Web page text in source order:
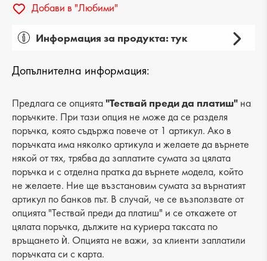
Добави в "Любими"
Информация за продукта: тук
Вид на продукта: мокасини
Категория: обувки
Лицев материал: еко кожа
Хастар: еко кожа
Ходило/Подметка: равна
Вид стелка: естествена кожа
Височина на тока: 5 cm
Височина подметка: 2 cm
Допълнителна информация:
Предлага се опцията"Тествай преди да платиш" на
поръчките. При тази опция не може да се разделя
поръчка, която съдържа повече от 1 артикул. Ако в
поръчката има няколко артикула и желаете да върнете
някой от тях, трябва да заплатите сумата за цялата
поръчка и с отделна пратка да върнете модела, който
не желаете. Ние ще възстановим сумата за върнатият
артикул по банков път. В случай, че се възползвате от
опцията "Тествай преди да платиш" и се откажете от
цялата поръчка, дължите на куриера таксата по
връщането ѝ. Опцията не важи, за клиенти заплатили
поръчката си с карта.